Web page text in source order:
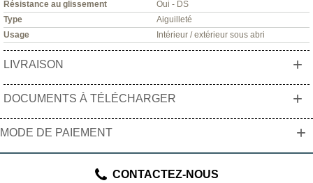
Résistance au glissement
Oui - DS
Type
Aiguilleté
Usage
Intérieur / extérieur sous abri
LIVRAISON +
DOCUMENTS À TÉLÉCHARGER +
MODE DE PAIEMENT +
CONTACTEZ-NOUS